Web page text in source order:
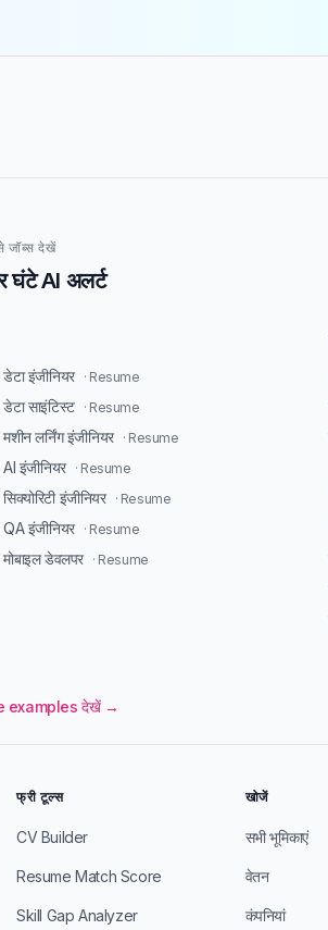
जॉब्स देखें
घंटे AI अलर्ट
डेटा इंजीनियर · Resume
डेटा साइंटिस्ट · Resume
मशीन लर्निंग इंजीनियर · Resume
AI इंजीनियर · Resume
सिक्योरिटी इंजीनियर · Resume
QA इंजीनियर · Resume
मोबाइल डेवलपर · Resume
examples देखें →
फ्री टूल्स
CV Builder
Resume Match Score
Skill Gap Analyzer
खोजें
सभी भूमिकाएं
वेतन
कंपनियां